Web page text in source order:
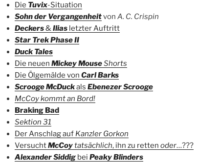
Die Tuvix-Situation
Sohn der Vergangenheitvon A. C. Crispin
Deckers&Ilias letzter Auftritt
Star Trek Phase II
Duck Tales
Die neuen Mickey MouseShorts
Die Ölgemälde von Carl Barks
Scrooge McDuckals Ebenezer Scrooge
McCoy kommt an Bord!
Braking Bad
Sektion 31
Der Anschlag auf Kanzler Gorkon
VersuchtMcCoytatsächlich, ihn zu retten oder…???
Alexander Siddig bei Peaky Blinders